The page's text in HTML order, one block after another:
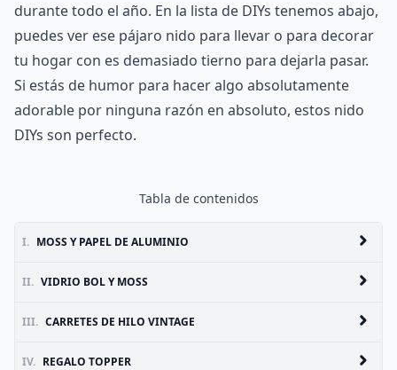
durante todo el año. En la lista de DIYs tenemos abajo,
puedes ver ese pájaro nido para llevar o para decorar
tu hogar con es demasiado tierno para dejarla pasar.
Si estás de humor para hacer algo absolutamente
adorable por ninguna razón en absoluto, estos nido
DIYs son perfecto.
Tabla de contenidos
I. MOSS Y PAPEL DE ALUMINIO
II. VIDRIO BOL Y MOSS
III. CARRETES DE HILO VINTAGE
IV. REGALO TOPPER